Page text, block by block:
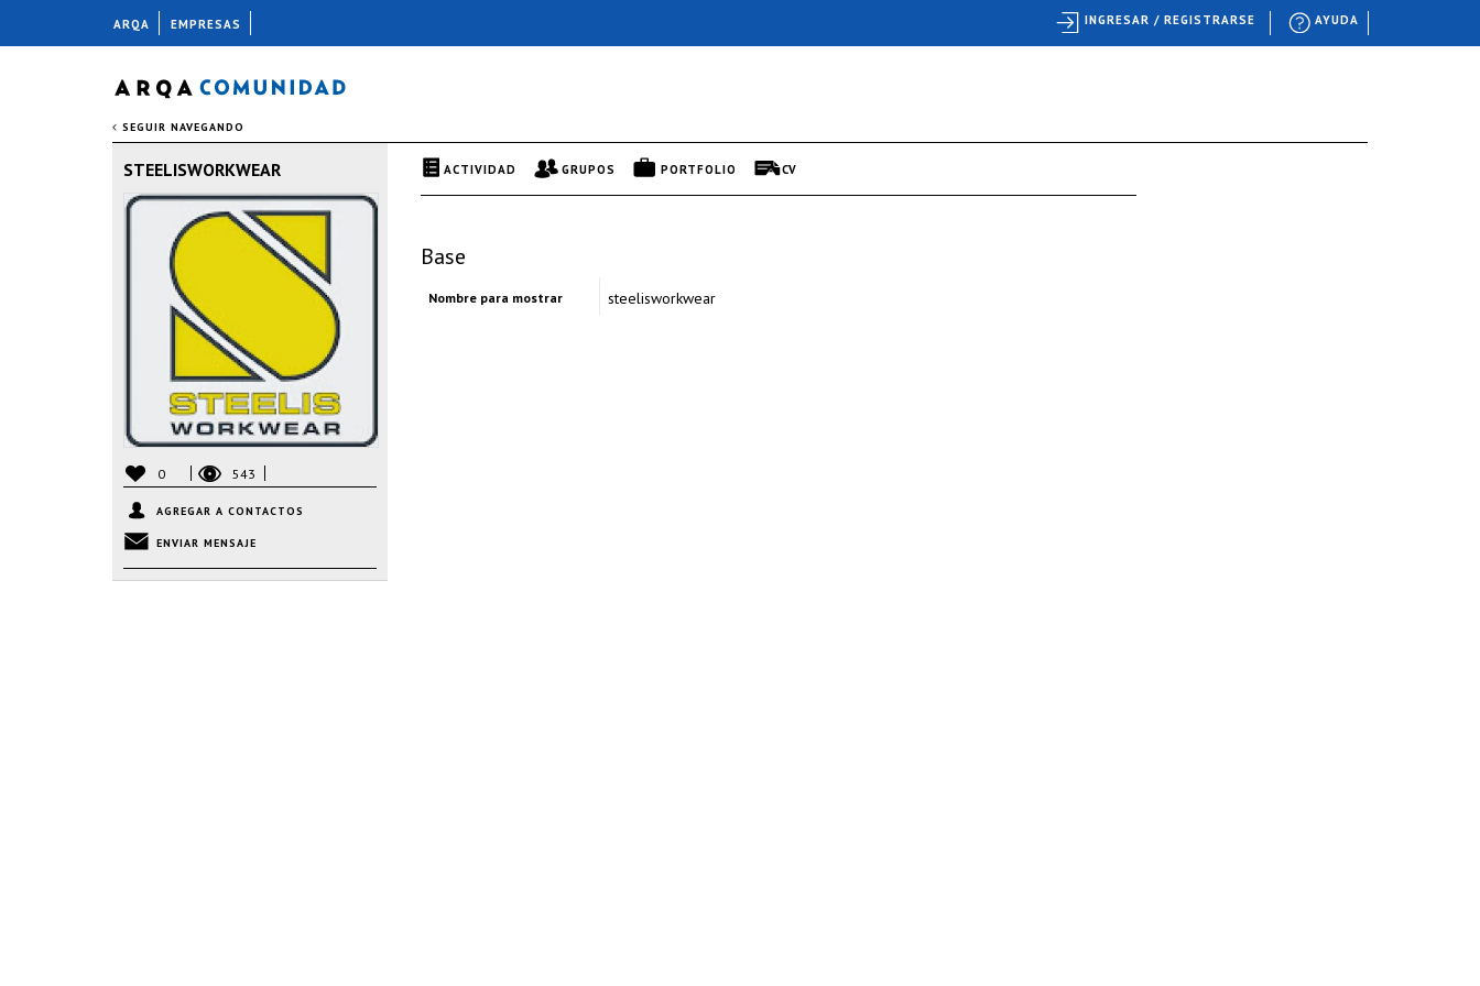
SEGUIR NAVEGANDO
STEELISWORKWEAR
0 543
AGREGAR A CONTACTOS
ENVIAR MENSAJE
ACTIVIDAD GRUPOS PORTFOLIO CV
Base
Nombre para mostrar steelisworkwear
ARQA EMPRESAS AYUDA
INGRESAR / REGISTRARSE